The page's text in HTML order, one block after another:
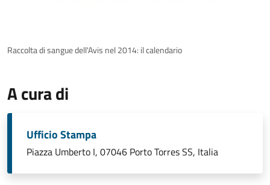
Raccolta di sangue dell'Avis nel 2014: il calendario
A cura di
Ufficio Stampa
Piazza Umberto I, 07046 Porto Torres SS, Italia